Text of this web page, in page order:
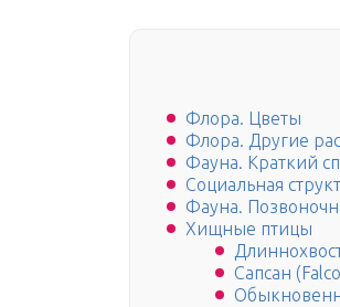
Флора. Цветы
Флора. Другие
Фауна. Краткий
Социальная
Фауна.
Хищные птицы
Сапсан